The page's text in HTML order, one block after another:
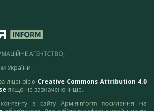
АГЕНТСТВО,
України
ліцензією Creative Commons Attribution 4.0
якщо не зазначено інше.
з сайту АрміяInform посилання на